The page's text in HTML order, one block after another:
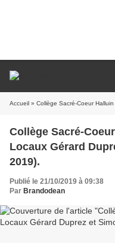
Accueil » Collège Sacré-Coeur Halluin -
Collège Sacré-
Locaux Gérard
2019).
Publié le 21/10/2019 à 09:38
Par Brandodean